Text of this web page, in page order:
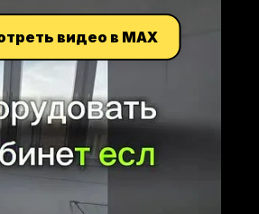
видео в MAX